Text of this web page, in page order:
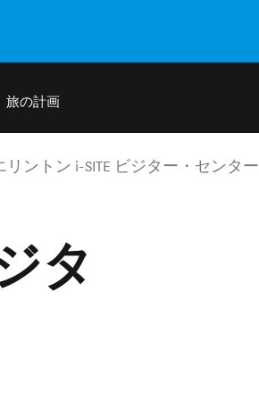
旅の計画
リントン i-SITE ビジター・センター
タ